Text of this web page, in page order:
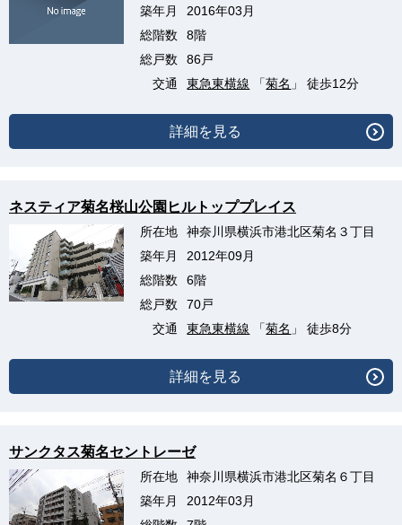
築年月
2016年03月
総階数
8階
総戸数
86戸
交通
東急東横線 「菊名 」 徒歩12分
詳細を見る
ネスティア菊名桜山公園ヒルトッププレイス
所在地
神奈川県横浜市港北区菊名３丁目
築年月
2012年09月
総階数
6階
総戸数
70戸
交通
東急東横線 「菊名 」 徒歩8分
詳細を見る
サンクタス菊名セントレーゼ
所在地
神奈川県横浜市港北区菊名６丁目
築年月
2012年03月